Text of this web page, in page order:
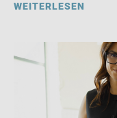
WEITERLESEN